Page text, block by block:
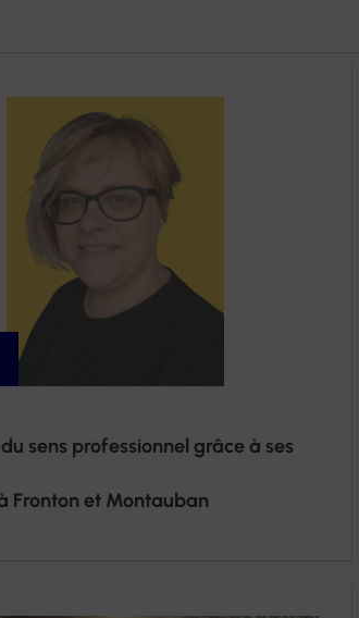
sens professionnel grâce à ses
Fronton et Montauban